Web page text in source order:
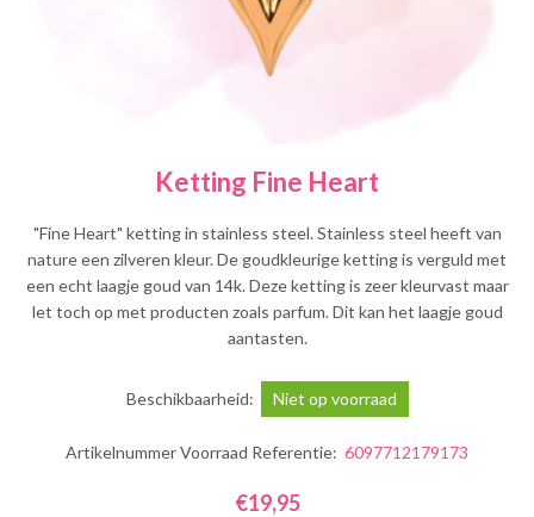
Ketting Fine Heart
"Fine Heart" ketting in stainless steel. Stainless steel heeft van
nature een zilveren kleur. De goudkleurige ketting is verguld met
een echt laagje goud van 14k. Deze ketting is zeer kleurvast maar
let toch op met producten zoals parfum. Dit kan het laagje goud
aantasten.
Beschikbaarheid: Niet op voorraad
Artikelnummer Voorraad Referentie: 6097712179173
€19,95